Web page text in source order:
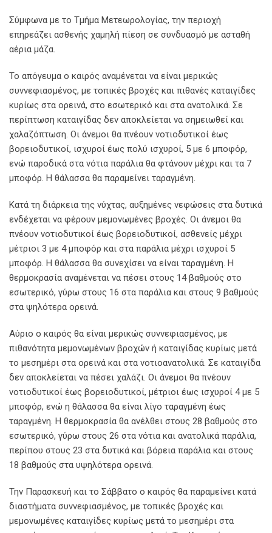
Σύμφωνα με το Τμήμα Μετεωρολογίας, την περιοχή
επηρεάζει ασθενής χαμηλή πίεση σε συνδυασμό με ασταθή
αέρια μάζα.
Το απόγευμα ο καιρός αναμένεται να είναι μερικώς
συννεφιασμένος, με τοπικές βροχές και πιθανές καταιγίδες
κυρίως στα ορεινά, στο εσωτερικό και στα ανατολικά. Σε
περίπτωση καταιγίδας δεν αποκλείεται να σημειωθεί και
χαλαζόπτωση. Οι άνεμοι θα πνέουν νοτιοδυτικοί έως
βορειοδυτικοί, ισχυροί έως πολύ ισχυροί, 5 με 6 μποφόρ,
ενώ παροδικά στα νότια παράλια θα φτάνουν μέχρι και τα 7
μποφόρ. Η θάλασσα θα παραμείνει ταραγμένη.
Κατά τη διάρκεια της νύχτας, αυξημένες νεφώσεις στα δυτικά
ενδέχεται να φέρουν μεμονωμένες βροχές. Οι άνεμοι θα
πνέουν νοτιοδυτικοί έως βορειοδυτικοί, ασθενείς μέχρι
μέτριοι 3 με 4 μποφόρ και στα παράλια μέχρι ισχυροί 5
μποφόρ. Η θάλασσα θα συνεχίσει να είναι ταραγμένη. Η
θερμοκρασία αναμένεται να πέσει στους 14 βαθμούς στο
εσωτερικό, γύρω στους 16 στα παράλια και στους 9 βαθμούς
στα ψηλότερα ορεινά.
Αύριο ο καιρός θα είναι μερικώς συννεφιασμένος, με
πιθανότητα μεμονωμένων βροχών ή καταιγίδας κυρίως μετά
το μεσημέρι στα ορεινά και στα νοτιοανατολικά. Σε καταιγίδα
δεν αποκλείεται να πέσει χαλάζι. Οι άνεμοι θα πνέουν
νοτιοδυτικοί έως βορειοδυτικοί, μέτριοι έως ισχυροί 4 με 5
μποφόρ, ενώ η θάλασσα θα είναι λίγο ταραγμένη έως
ταραγμένη. Η θερμοκρασία θα ανέλθει στους 28 βαθμούς στο
εσωτερικό, γύρω στους 26 στα νότια και ανατολικά παράλια,
περίπου στους 23 στα δυτικά και βόρεια παράλια και στους
18 βαθμούς στα υψηλότερα ορεινά.
Την Παρασκευή και το Σάββατο ο καιρός θα παραμείνει κατά
διαστήματα συννεφιασμένος, με τοπικές βροχές και
μεμονωμένες καταιγίδες κυρίως μετά το μεσημέρι στα